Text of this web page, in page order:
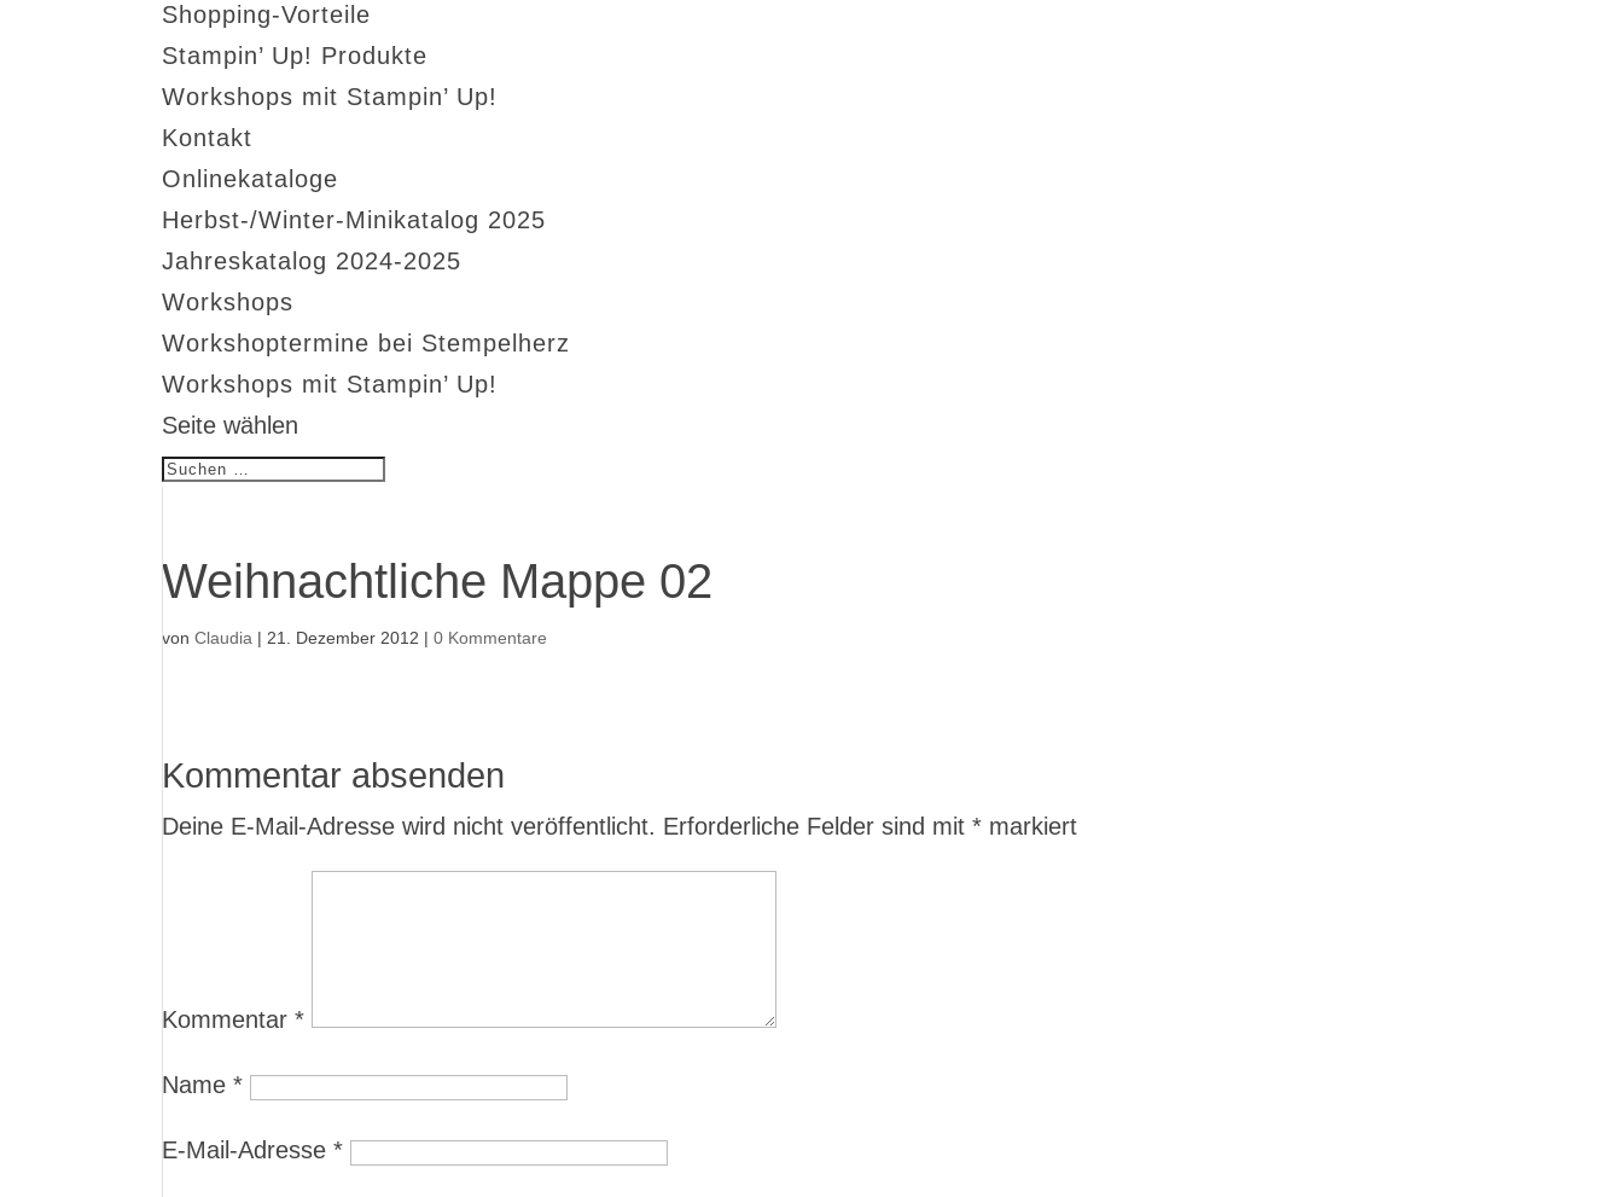
Shopping-Vorteile
Stampin’ Up! Produkte
Workshops mit Stampin’ Up!
Kontakt
Onlinekataloge
Herbst-/Winter-Minikatalog 2025
Jahreskatalog 2024-2025
Workshops
Workshoptermine bei Stempelherz
Workshops mit Stampin’ Up!
Seite wählen
Weihnachtliche Mappe 02
vonClaudia | 21. Dezember 2012 |0 Kommentare
Kommentar absenden
Deine E-Mail-Adresse wird nicht veröffentlicht. Erforderliche Felder sind mit* markiert
Kommentar*
Name*
E-Mail-Adresse*